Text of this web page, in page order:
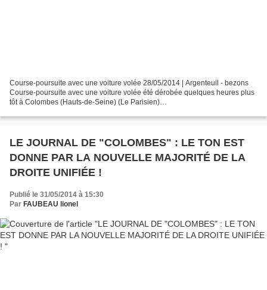
Course-poursuite avec une voiture volée 28/05/2014 | Argenteuil - bezons
Course-poursuite avec une voiture volée été dérobée quelques heures plus
tôt à Colombes (Hauts-de-Seine) (Le Parisien)
LE JOURNAL DE "COLOMBES" : LE TON EST
DONNE PAR LA NOUVELLE MAJORITÉ DE LA
DROITE UNIFIÉE !
Publié le 31/05/2014 à 15:30
Par FAUBEAU lionel